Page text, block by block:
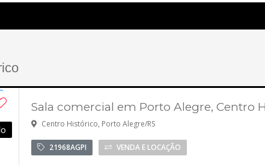
Sala comercial em Porto Alegre, Centro
Centro Histórico, Porto Alegre/RS
21968AGPI VENDA E LOCAÇÃO